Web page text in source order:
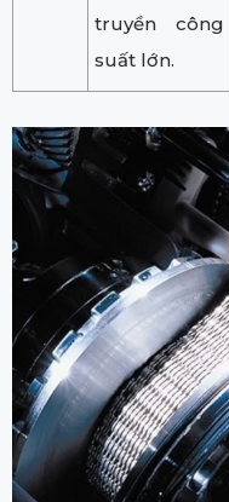
truyền công
suất lớn.